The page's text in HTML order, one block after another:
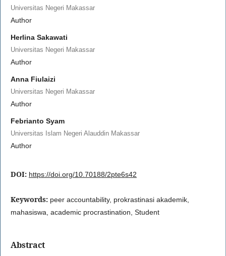
Universitas Negeri Makassar
Author
Herlina Sakawati
Universitas Negeri Makassar
Author
Anna Fiulaizi
Universitas Negeri Makassar
Author
Febrianto Syam
Universitas Islam Negeri Alauddin Makassar
Author
DOI: https://doi.org/10.70188/2pte6s42
Keywords: peer accountability, prokrastinasi akademik,
mahasiswa, academic procrastination, Student
Abstract